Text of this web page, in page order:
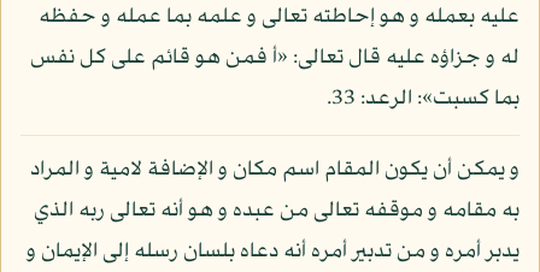
عليه بعمله و هو إحاطته تعالى و علمه بما عمله و حفظه
له و جزاؤه عليه قال تعالى: «أ فمن هو قائم على كل نفس
بما كسبت»: الرعد: 33.
و يمكن أن يكون المقام اسم مكان و الإضافة لامية و المراد
به مقامه و موقفه تعالى من عبده و هو أنه تعالى ربه الذي
يدبر أمره و من تدبير أمره أنه دعاه بلسان رسله إلى الإيمان و